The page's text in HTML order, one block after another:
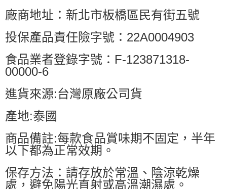
廠商地址：新北市板橋區民有街五號
投保產品責任險字號：22A0004903
食品業者登錄字號：F-123871318-
00000-6
進貨來源:台灣原廠公司貨
產地:泰國
商品備註:每款食品賞味期不固定，半年
以下都為正常效期。
保存方法：請存放於常溫、陰涼乾燥
處，避免陽光直射或高溫潮濕處。